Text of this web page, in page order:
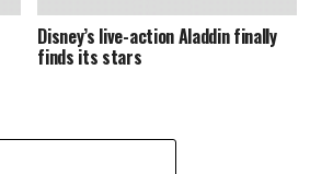
Disney’s live-action Aladdin finally
finds its stars